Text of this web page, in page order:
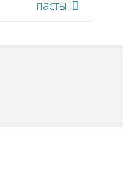
пасты